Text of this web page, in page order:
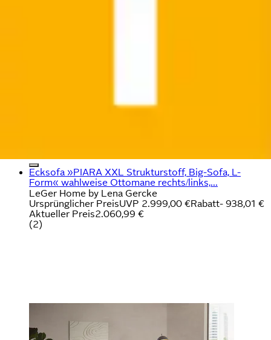
Ecksofa »PIARA XXL Strukturstoff, Big-Sofa, L-
Form« wahlweise Ottomane rechts/links,...
LeGer Home by Lena Gercke
Ursprünglicher PreisUVP 2.999,00 €Rabatt- 938,01 €
Aktueller Preis2.060,99 €
(2)